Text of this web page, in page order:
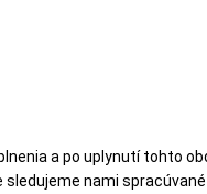
a po uplynutí tohto
nami